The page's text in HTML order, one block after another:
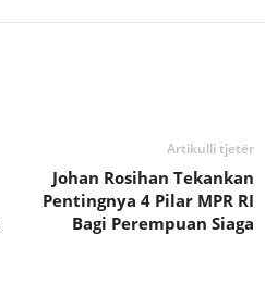
Artikulli tjetër
Johan Rosihan Tekankan
Pentingnya 4 Pilar MPR RI
Bagi Perempuan Siaga